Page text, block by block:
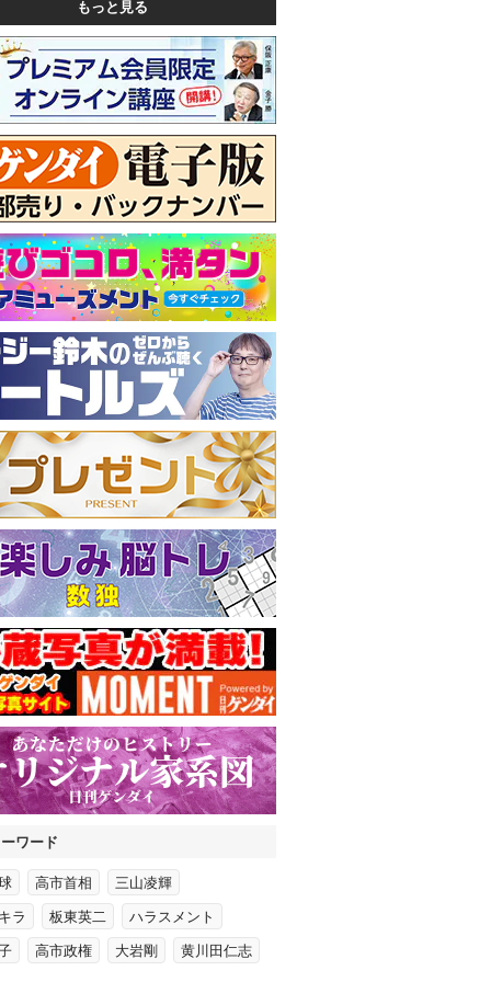
もっと見る
ワード
高市首相 三山凌輝
ラ 板東英二 ハラスメント
高市政権 大岩剛 黄川田仁志